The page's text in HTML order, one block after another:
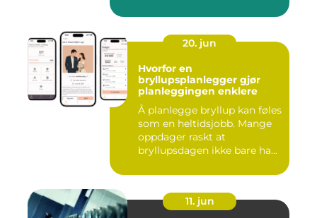
20. jun
Hvorfor en
bryllupsplanlegger gjør
planleggingen enklere
Å planlegge bryllup kan føles
som en heltidsjobb. Mange
oppdager raskt at
bryllupsdagen ikke bare ha...
11. jun